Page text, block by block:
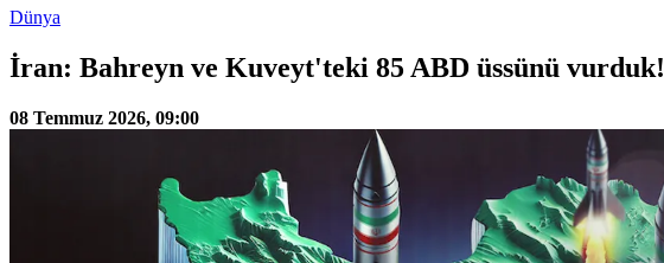
Dünya
İran: Bahreyn ve Kuveyt'teki 85 ABD üssünü vurduk!
08 Temmuz 2026, 09:00